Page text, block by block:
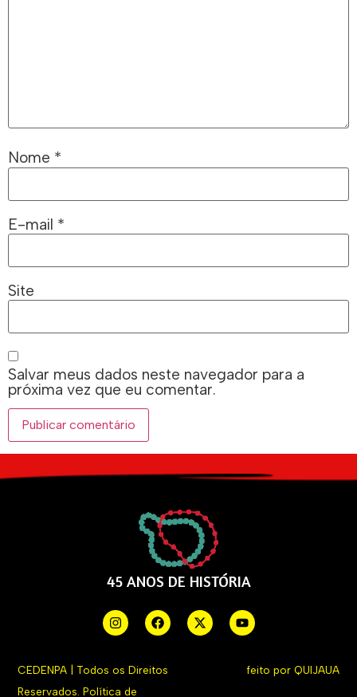
Nome *
E-mail *
Site
Salvar meus dados neste navegador para a
próxima vez que eu comentar.
45 ANOS DE HISTÓRIA
CEDENPA | Todos os Direitos
Reservados.Política de
feito por QUIJAUA